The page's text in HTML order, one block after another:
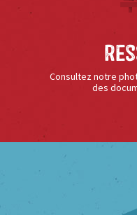
Consultez notre
des